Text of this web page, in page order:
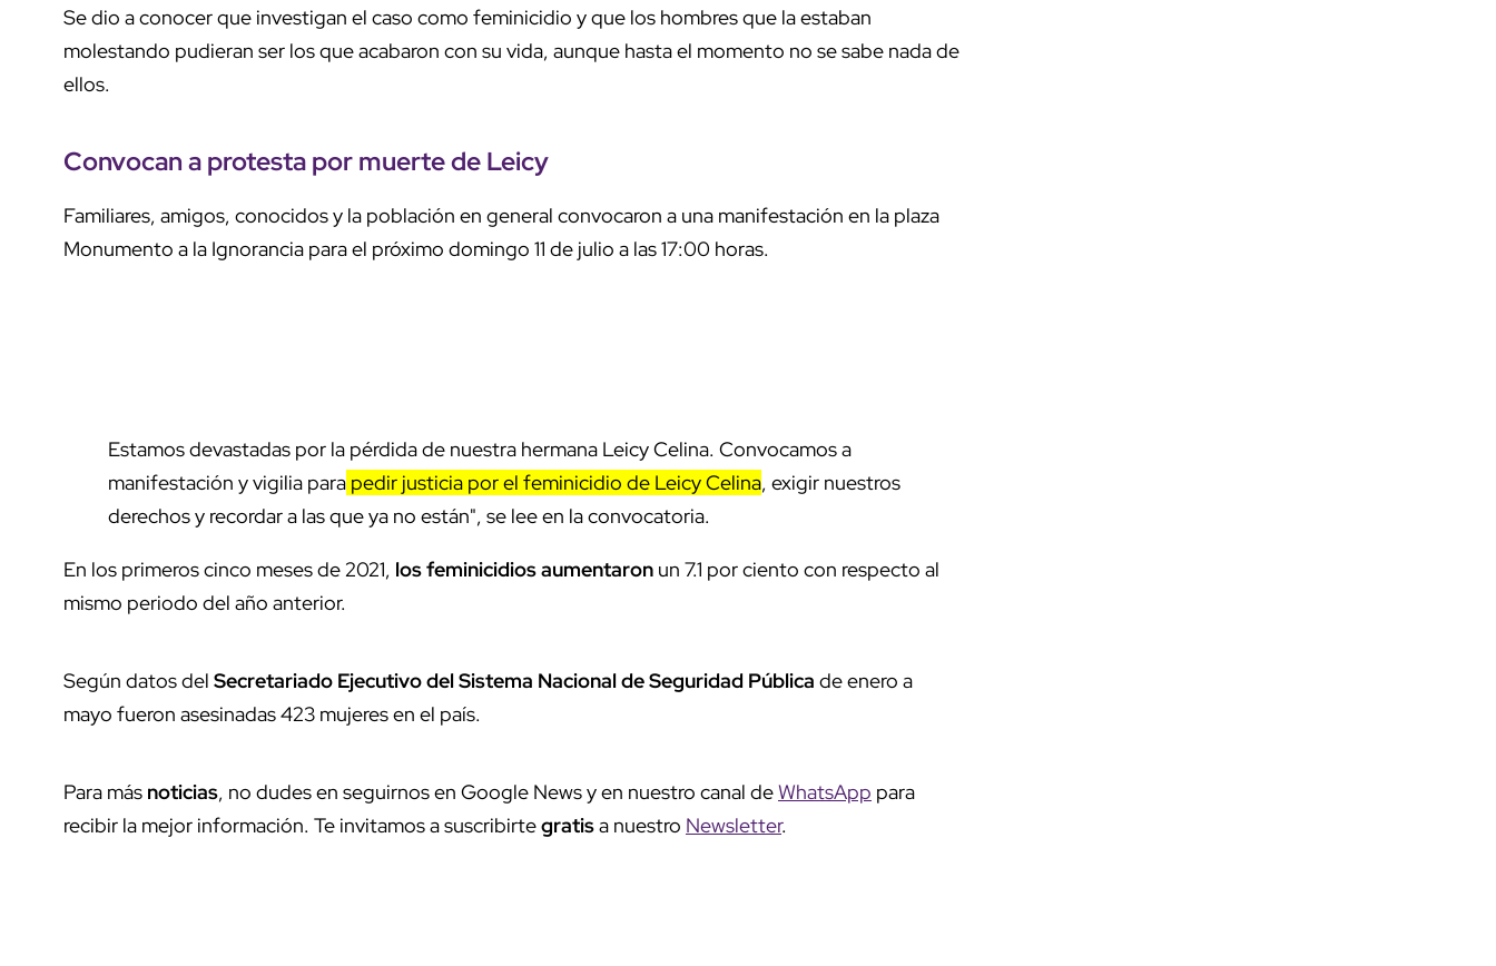
Se dio a conocer que investigan el caso como feminicidio y que los hombres que la estaban
molestando pudieran ser los que acabaron con su vida, aunque hasta el momento no se sabe nada de
ellos.
Convocan a protesta por muerte de Leicy
Familiares, amigos, conocidos y la población en general convocaron a una manifestación en la plaza
Monumento a la Ignorancia para el próximo domingo 11 de julio a las 17:00 horas.
Estamos devastadas por la pérdida de nuestra hermana Leicy Celina. Convocamos a
manifestación y vigilia para pedir justicia por el feminicidio de Leicy Celina, exigir nuestros
derechos y recordar a las que ya no están", se lee en la convocatoria.
En los primeros cinco meses de 2021, los feminicidios aumentaron un 7.1 por ciento con respecto al
mismo periodo del año anterior.
Según datos del Secretariado Ejecutivo del Sistema Nacional de Seguridad Pública de enero a
mayo fueron asesinadas 423 mujeres en el país.
Para más noticias, no dudes en seguirnos en Google News y en nuestro canal deWhatsApp para
recibir la mejor información. Te invitamos a suscribirtegratisa nuestro Newsletter.